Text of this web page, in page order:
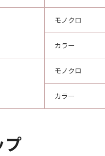
モノクロ
カラー
モノクロ
カラー
プ